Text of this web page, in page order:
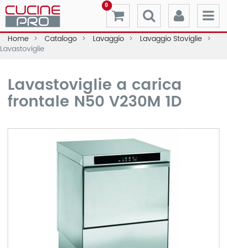
0
Home Catalogo Lavaggio
Lavaggio Stoviglie
Lavastoviglie
Lavastoviglie a carica
frontale N50 V230M 1D